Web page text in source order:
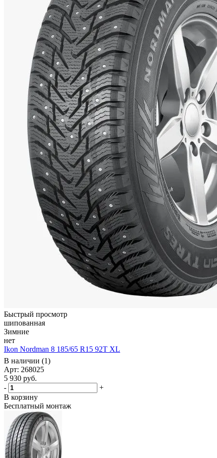
Быстрый просмотр
шипованная
Зимние
нет
Ikon Nordman 8 185/65 R15 92T XL
В наличии (1)
Арт: 268025
5 930 руб.
-
+
В корзину
Бесплатный монтаж